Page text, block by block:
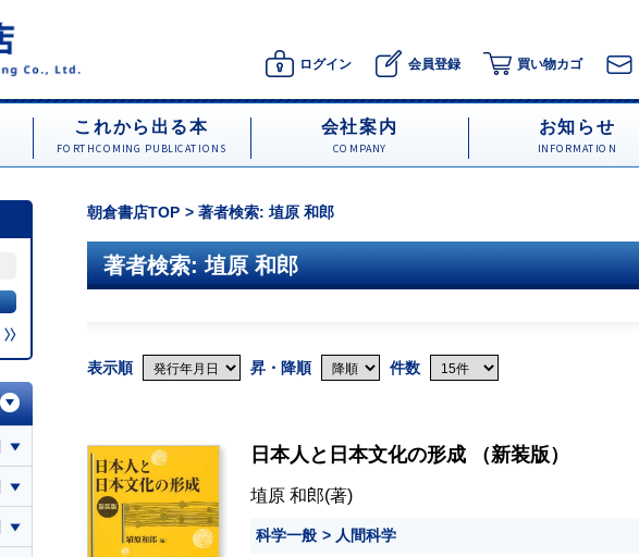
ログイン 会員登録 買い物カゴ
これから出る本
FORTHCOMING PUBLICATIONS
会社案内
COMPANY
お知らせ
INFORMATION
朝倉書店TOP 著者検索: 埴原 和郎
著者検索: 埴原 和郎
表示順 昇・降順 件数
日本人と日本文化の形成 （新装版）
埴原 和郎(著)
科学一般 人間科学